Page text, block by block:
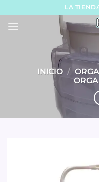
to
content
LA
INICIO /